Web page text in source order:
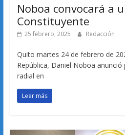
Noboa convocará a
Constituyente
25 febrero, 2025 Redacción
Quito martes 24 de febrero de
República, Daniel Noboa
radial en
Leer más